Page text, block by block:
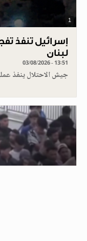
1
إسرائيل تنفذ
لبنان
03/08/2026 - 13:51
جيش الاحتلال ينفذ